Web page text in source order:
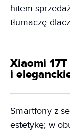
hitem
tłumaczę
Xiaomi
i
Smartfony z
estetykę; w